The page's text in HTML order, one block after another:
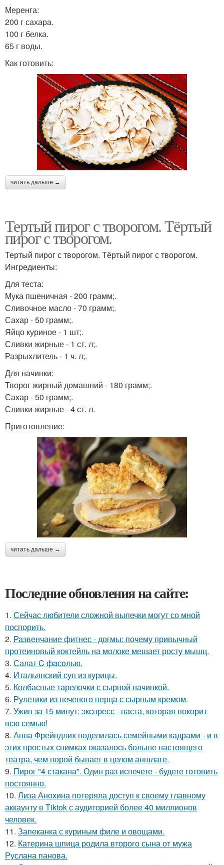
Меренга:
200 г сахара.
100 г белка.
65 г воды.
Как готовить:
читать дальше →
Тертый пирог с творогом. Тёртый
пирог с творогом.
Тертый пирог с творогом. Тёртый пирог с творогом.
Ингредиенты:
Для теста:
Мука пшеничная - 200 грамм;.
Сливочное масло - 70 грамм;.
Сахар - 50 грамм;.
Яйцо куриное - 1 шт;.
Сливки жирные - 1 ст. л;.
Разрыхлитель - 1 ч. л;.
Для начинки:
Творог жирный домашний - 180 грамм;.
Сахар - 50 грамм;.
Сливки жирные - 4 ст. л.
Приготовление:
читать дальше →
Последние обновления на сайте:
1. Сейчас любители сложной выпечки могут со мной
поспорить.
2. Развенчание фитнес - догмы: почему привычный
протеиновый коктейль на молоке мешает росту мышц.
3. Салат C фaсoлью.
4. Итальянский суп из курицы.
5. Колбасные тарелочки с сырной начинкой.
6. Рулетики из печеного перца с сырным кремом.
7. Ужин за 15 минут: экспресс - паста, которая покорит
всю семью!
8. Анна Фрейндлих поделилась семейными кадрами - и в
этих простых снимках оказалось больше настоящего
театра, чем порой бывает в целом аншлаге.
9. Пирог "4 стaкана". Один раз испечете - будете готовить
постоянно.
10. Лиза Анохина потеряла доступ к своему главному
аккаунту в Tiktok с аудиторией более 40 миллионов
человек.
11. Запеканка с куриным филе и овощами.
12. Катерина шпица родила второго сына от мужа
Руслана панова.